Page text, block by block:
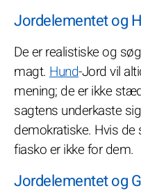
Jordelementet og
De er realistiske og
magt. Hund-Jord vil
mening; de er ikke
sagtens underkaste
demokratiske. Hvis
fiasko er ikke for dem.
Jordelementet og